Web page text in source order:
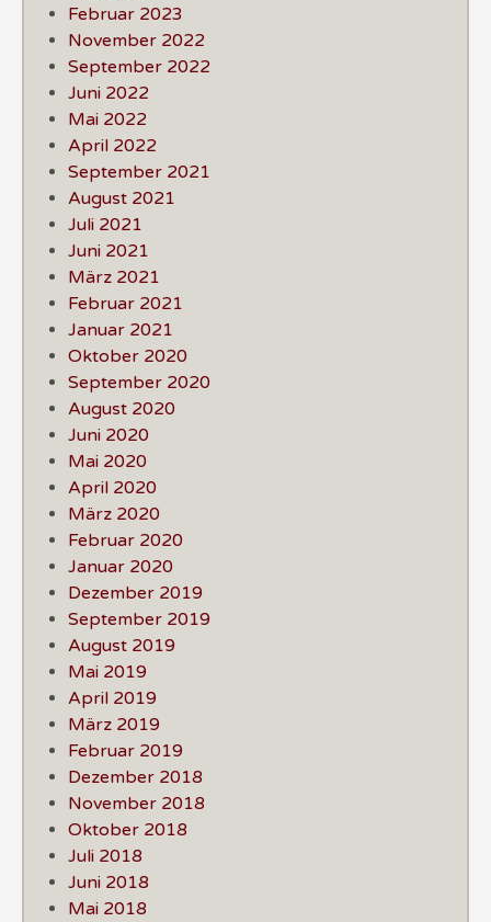
Februar 2023
November 2022
September 2022
Juni 2022
Mai 2022
April 2022
September 2021
August 2021
Juli 2021
Juni 2021
März 2021
Februar 2021
Januar 2021
Oktober 2020
September 2020
August 2020
Juni 2020
Mai 2020
April 2020
März 2020
Februar 2020
Januar 2020
Dezember 2019
September 2019
August 2019
Mai 2019
April 2019
März 2019
Februar 2019
Dezember 2018
November 2018
Oktober 2018
Juli 2018
Juni 2018
Mai 2018